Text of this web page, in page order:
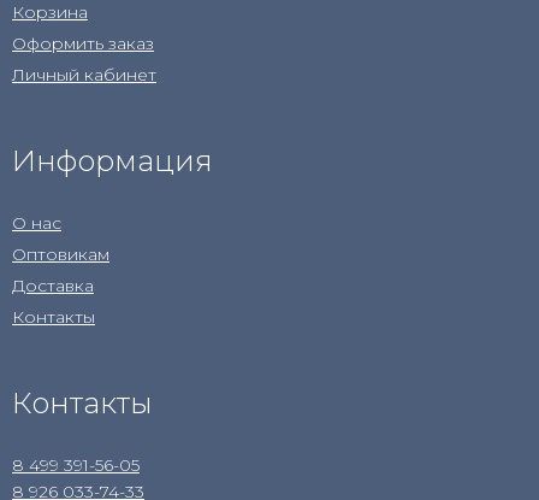
Корзина
Оформить заказ
Личный кабинет
Информация
О нас
Оптовикам
Доставка
Контакты
Контакты
8 499 391-56-05
8 926 033-74-33